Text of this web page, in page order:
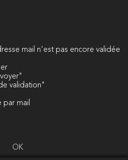
mail n'est pas encore validée
validation"
par mail
OK